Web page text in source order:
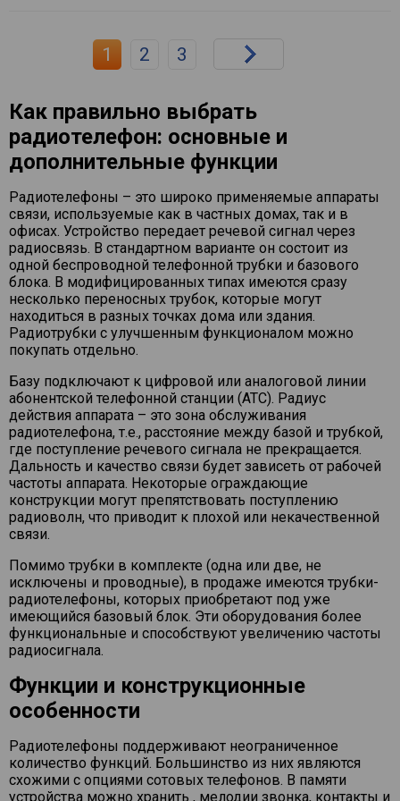
1 2 3
Как правильно выбрать
радиотелефон: основные и
дополнительные функции
Радиотелефоны – это широко применяемые аппараты
связи, используемые как в частных домах, так и в
офисах. Устройство передает речевой сигнал через
радиосвязь. В стандартном варианте он состоит из
одной беспроводной телефонной трубки и базового
блока. В модифицированных типах имеются сразу
несколько переносных трубок, которые могут
находиться в разных точках дома или здания.
Радиотрубки с улучшенным функционалом можно
покупать отдельно.
Базу подключают к цифровой или аналоговой линии
абонентской телефонной станции (АТС). Радиус
действия аппарата – это зона обслуживания
радиотелефона, т.е., расстояние между базой и трубкой,
где поступление речевого сигнала не прекращается.
Дальность и качество связи будет зависеть от рабочей
частоты аппарата. Некоторые ограждающие
конструкции могут препятствовать поступлению
радиоволн, что приводит к плохой или некачественной
связи.
Помимо трубки в комплекте (одна или две, не
исключены и проводные), в продаже имеются трубки-
радиотелефоны, которых приобретают под уже
имеющийся базовый блок. Эти оборудования более
функциональные и способствуют увеличению частоты
радиосигнала.
Функции и конструкционные
особенности
Радиотелефоны поддерживают неограниченное
количество функций. Большинство из них являются
схожими с опциями сотовых телефонов. В памяти
устройства можно хранить , мелодии звонка, контакты и